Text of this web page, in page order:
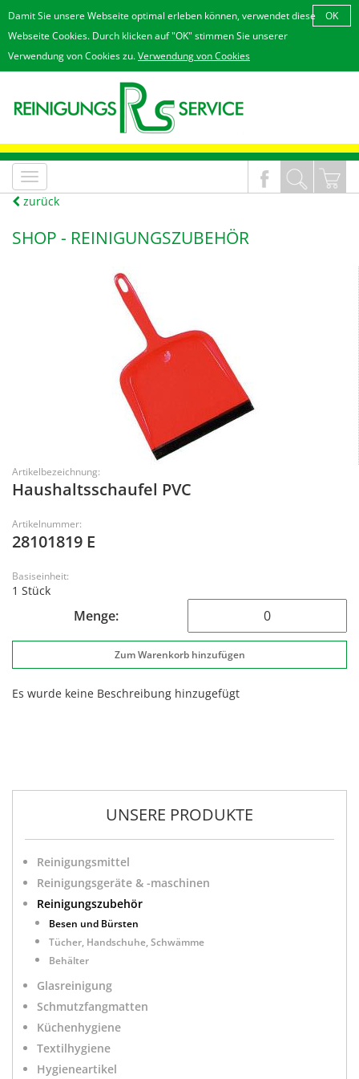
Damit Sie unsere Webseite optimal erleben können, verwendet diese
Webseite Cookies. Durch klicken auf "OK" stimmen Sie unserer
Verwendung von Cookies zu.Verwendung von Cookies
OK
MenÃ¼
an/aus
zurück
SHOP - REINIGUNGSZUBEHÖR
Artikelbezeichnung:
Haushaltsschaufel PVC
Artikelnummer:
28101819 E
Basiseinheit:
1 Stück
Menge:
Es wurde keine Beschreibung hinzugefügt
UNSERE PRODUKTE
Reinigungsmittel
Reinigungsgeräte & -maschinen
Reinigungszubehör
Besen und Bürsten
Tücher, Handschuhe, Schwämme
Behälter
Glasreinigung
Schmutzfangmatten
Küchenhygiene
Textilhygiene
Hygieneartikel